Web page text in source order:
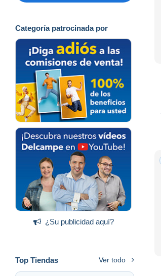
Categoría patrocinada por
¿Su publicidad aquí?
Top Tiendas Ver todo